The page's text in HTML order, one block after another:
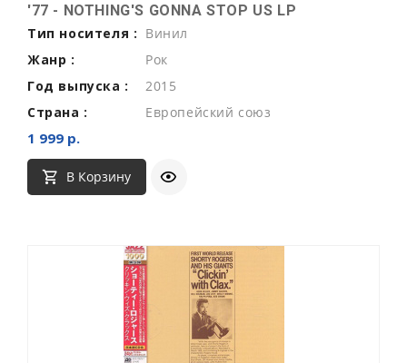
'77 - NOTHING'S GONNA STOP US LP
Тип носителя : Винил
Жанр :
Рок
Год выпуска :
2015
Страна :
Европейский союз
1 999 р.
В Корзину